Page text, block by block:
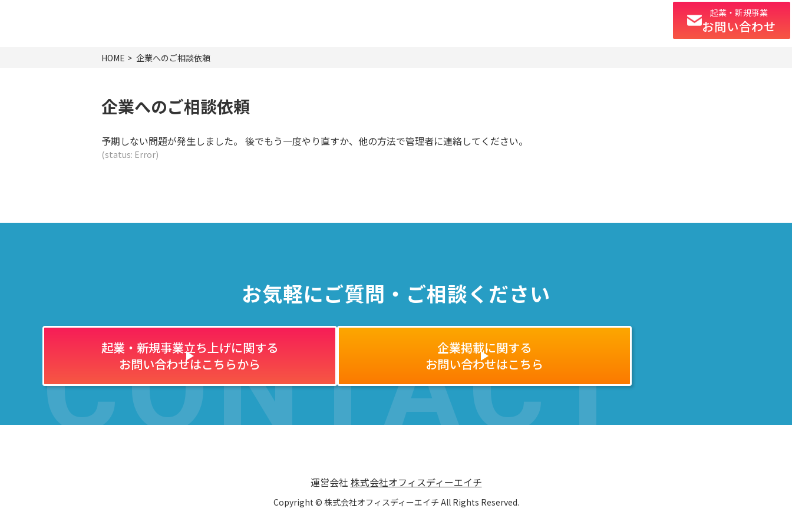
起業・新規事業
お問い合わせ
HOME 企業へのご相談依頼
企業へのご相談依頼
予期しない問題が発生しました。 後でもう一度やり直すか、他の方法で管理者に連絡してください。
(status: Error)
お気軽にご質問・ご相談ください
CONTACT
起業・新規事業立ち上げに関する
お問い合わせはこちらから
企業掲載に関する
お問い合わせはこちら
運営会社 株式会社オフィスディーエイチ
Copyright © 株式会社オフィスディーエイチ All Rights Reserved.